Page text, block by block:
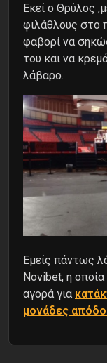
Εκεί o Θρύλος
φιλάθλους στο
φαβορί να
του και να
λάβαρο.
Εμείς πάντως
Novibet, η οποία
αγορά για
μονάδες